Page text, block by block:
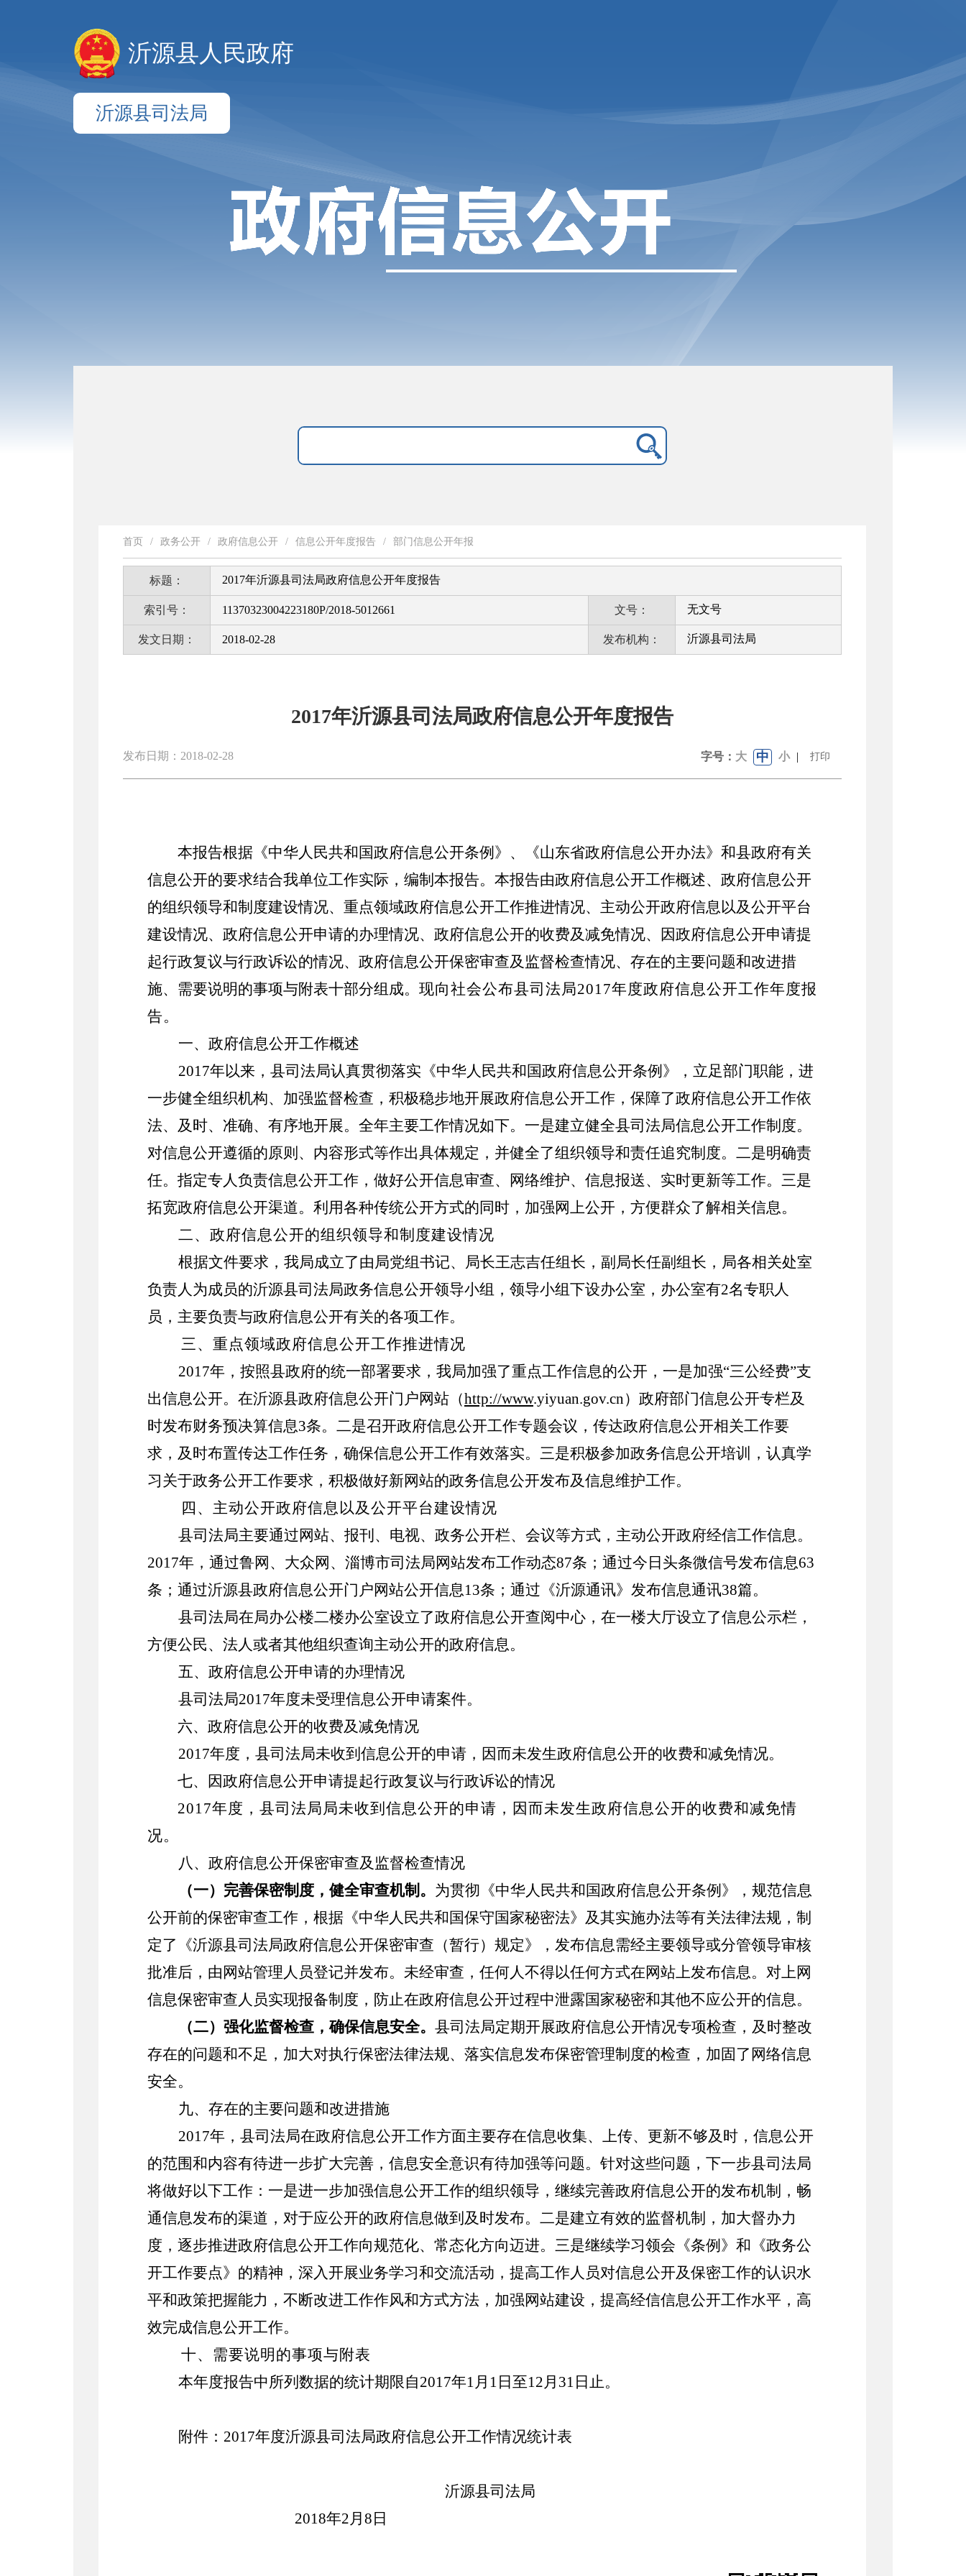
沂源县人民政府
沂源县司法局
首页 / 政务公开 / 政府信息公开 / 信息公开年度报告 / 部门信息公开年报
标题： 2017年沂源县司法局政府信息公开年度报告
索引号： 11370323004223180P/2018-5012661 文号： 无文号
发文日期： 2018-02-28 发布机构： 沂源县司法局
2017年沂源县司法局政府信息公开年度报告
发布日期：2018-02-28 字号： 大 中 小 | 打印
本报告根据《中华人民共和国政府信息公开条例》、《山东省政府信息公开办法》和县政府有关
信息公开的要求结合我单位工作实际，编制本报告。本报告由政府信息公开工作概述、政府信息公开
的组织领导和制度建设情况、重点领域政府信息公开工作推进情况、主动公开政府信息以及公开平台
建设情况、政府信息公开申请的办理情况、政府信息公开的收费及减免情况、因政府信息公开申请提
起行政复议与行政诉讼的情况、政府信息公开保密审查及监督检查情况、存在的主要问题和改进措
施、需要说明的事项与附表十部分组成。 现向社会公布县司法局2017年度政府信息公开工作年度报
告。
一、政府信息公开工作概述
2017年以来，县司法局认真贯彻落实《中华人民共和国政府信息公开条例》，立足部门职能，进
一步健全组织机构、加强监督检查，积极稳步地开展政府信息公开工作，保障了政府信息公开工作依
法、及时、准确、有序地开展。全年主要工作情况如下。一是建立健全县司法局信息公开工作制度。
对信息公开遵循的原则、内容形式等作出具体规定，并健全了组织领导和责任追究制度。二是明确责
任。指定专人负责信息公开工作，做好公开信息审查、网络维护、信息报送、实时更新等工作。三是
拓宽政府信息公开渠道。利用各种传统公开方式的同时，加强网上公开，方便群众了解相关信息。
二、政府信息公开的组织领导和制度建设情况
根据文件要求，我局成立了由局党组书记、局长王志吉任组长，副局长任副组长，局各相关处室
负责人为成员的沂源县司法局政务信息公开领导小组，领导小组下设办公室，办公室有2名专职人
员，主要负责与政府信息公开有关的各项工作。
三、重点领域政府信息公开工作推进情况
2017年，按照县政府的统一部署要求，我局加强了重点工作信息的公开，一是加强“三公经费”支
出信息公开。在沂源县政府信息公开门户网站（http://www.yiyuan.gov.cn）政府部门信息公开专栏及
时发布财务预决算信息3条。二是召开政府信息公开工作专题会议，传达政府信息公开相关工作要
求，及时布置传达工作任务，确保信息公开工作有效落实。三是积极参加政务信息公开培训，认真学
习关于政务公开工作要求，积极做好新网站的政务信息公开发布及信息维护工作。
四、主动公开政府信息以及公开平台建设情况
县司法局主要通过网站、报刊、电视、政务公开栏、会议等方式，主动公开政府经信工作信息。
2017年，通过鲁网、大众网、淄博市司法局网站发布工作动态87条；通过今日头条微信号发布信息63
条；通过沂源县政府信息公开门户网站公开信息13条；通过《沂源通讯》发布信息通讯38篇。
县司法局在局办公楼二楼办公室设立了政府信息公开查阅中心，在一楼大厅设立了信息公示栏，
方便公民、法人或者其他组织查询主动公开的政府信息。
五、政府信息公开申请的办理情况
县司法局2017年度未受理信息公开申请案件。
六、政府信息公开的收费及减免情况
2017年度，县司法局未收到信息公开的申请，因而未发生政府信息公开的收费和减免情况。
七、因政府信息公开申请提起行政复议与行政诉讼的情况
2017年度，县司法局局未收到信息公开的申请，因而未发生政府信息公开的收费和减免情
况。
八、政府信息公开保密审查及监督检查情况
（一）完善保密制度，健全审查机制。 为贯彻《中华人民共和国政府信息公开条例》，规范信息
公开前的保密审查工作，根据《中华人民共和国保守国家秘密法》及其实施办法等有关法律法规，制
定了《沂源县司法局政府信息公开保密审查（暂行）规定》，发布信息需经主要领导或分管领导审核
批准后，由网站管理人员登记并发布。未经审查，任何人不得以任何方式在网站上发布信息。对上网
信息保密审查人员实现报备制度，防止在政府信息公开过程中泄露国家秘密和其他不应公开的信息。
（二）强化监督检查，确保信息安全。 县司法局定期开展政府信息公开情况专项检查，及时整改
存在的问题和不足，加大对执行保密法律法规、落实信息发布保密管理制度的检查，加固了网络信息
安全。
九、存在的主要问题和改进措施
2017年，县司法局在政府信息公开工作方面主要存在信息收集、上传、更新不够及时，信息公开
的范围和内容有待进一步扩大完善，信息安全意识有待加强等问题。针对这些问题，下一步县司法局
将做好以下工作：一是进一步加强信息公开工作的组织领导，继续完善政府信息公开的发布机制，畅
通信息发布的渠道，对于应公开的政府信息做到及时发布。二是建立有效的监督机制，加大督办力
度，逐步推进政府信息公开工作向规范化、常态化方向迈进。三是继续学习领会《条例》和《政务公
开工作要点》的精神，深入开展业务学习和交流活动，提高工作人员对信息公开及保密工作的认识水
平和政策把握能力，不断改进工作作风和方式方法，加强网站建设，提高经信信息公开工作水平，高
效完成信息公开工作。
十、需要说明的事项与附表
本年度报告中所列数据的统计期限自2017年1月1日至12月31日止。
附件：2017年度沂源县司法局政府信息公开工作情况统计表
沂源县司法局
2018年2月8日